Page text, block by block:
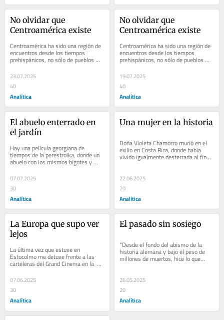
No olvidar que
Centroamérica existe
Centroamérica ha sido una región de
encuentros desde los tiempos
prehispánicos, no sólo de pueblos
que se cruzaron en éxodos…
23.07.2025
40
Analítica
No olvidar que
Centroamérica existe
Centroamérica ha sido una región de
encuentros desde los tiempos
prehispánicos, no sólo de pueblos
que se cruzaron en éxodos…
19.07.2025
40
Analítica
El abuelo enterrado en
el jardín
Hay una película georgiana de
tiempos de la perestroika, donde un
abuelo con los mismos bigotes y
07.07.2025
30
Analítica
Una mujer en la historia
Doña Violeta Chamorro murió en el
exilio en Costa Rica, donde había
vivido igualmente desterrada al final
de los años…
22.06.2025
20
Analítica
La Europa que supo ver
lejos
La última vez que estuve en
Estocolmo me detuve frente a las
carteleras del Grand Cinema en la
07.06.2025
30
Analítica
El pasado sin sosiego
“Desde el fondo del abismo de la
historia alemana y bajo el peso de
millones de muertos, hice lo que…
26.05.2025
20
Analítica